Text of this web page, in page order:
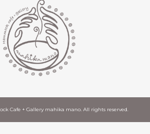
Cafe + Gallery mahika mano. All rights reserved.